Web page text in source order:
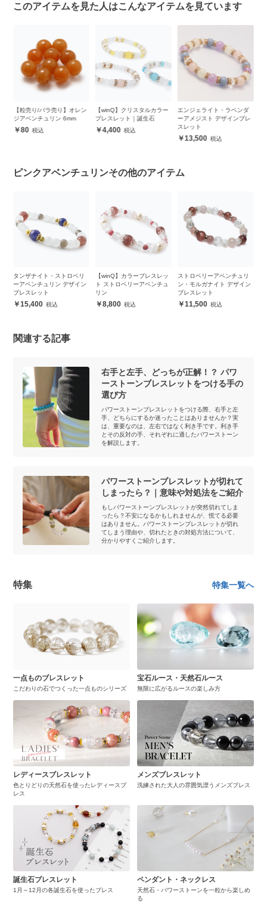
このアイテムを見た人はこんなアイテムを見ています
【winQ】クリスタルカラー
ブレスレット｜誕生石
4,400
エンジェライト・ラベンダ
ーアメジスト デザインブレ
スレット
オレンジアベンチュリン
8mm シンプルブレスレット
4,200
ピンクアベンチュリンその他のアイテム
【winQ】カラーブレスレッ
ト ストロベリーアベンチュ
リン
8,800
ストロベリーアベンチュリ
ン・モルガナイト デザイン
ブレスレット
11,500
【粒売り/バラ売り】ストロ
ベリーアベンチュリン 8mm
1,000
関連する記事
右手と左手、どっちが正解！？ パワ
ーストーンブレスレットをつける手の
選び方
パワーストーンブレスレットをつける際、右手と左
手、どちらにするか迷ったことはありませんか？実
は、重要なのは、左右ではなく利き手です。利き手
とその反対の手、それぞれに適したパワーストーン
を解説します。
パワーストーンブレスレットが切れて
しまったら？｜意味や対処法をご紹介
もしパワーストーンブレスレットが突然切れてしま
ったら？不安になるかもしれませんが、慌てる必要
はありません。パワーストーンブレスレットが切れ
てしまう理由や、切れたときの対処方法について、
分かりやすくご紹介します。
特集 特集一覧へ
一点ものブレスレット
こだわりの石でつくった一点ものシリーズ
宝石ルース・天然石ルース
無限に広がるルースの楽しみ方
レディースブレスレット
色とりどりの天然石を使ったレディースブ
レス
メンズブレスレット
洗練された大人の雰囲気漂うメンズブレス
誕生石ブレスレット
1月～12月の各誕生石を使ったブレス
ペンダント・ネックレス
天然石・パワーストーンを一粒から楽しめ
る